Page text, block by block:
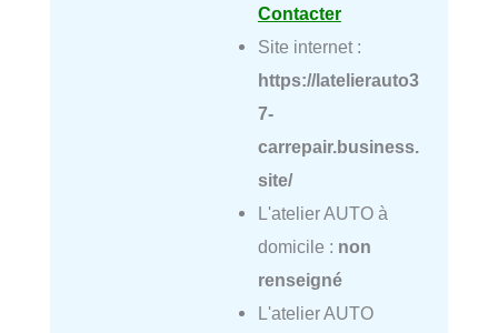
Contacter
Site internet :
https://latelierauto3
7-
carrepair.business.
site/
L'atelier AUTO à
domicile : non
renseigné
L'atelier AUTO